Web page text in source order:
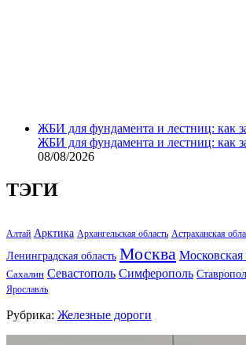
ЖБИ для фундамента и лестниц: как
ЖБИ для фундамента и лестниц: как
08/08/2026
ТЭГИ
Алтай Арктика Архангельская область Астраханская
Ленинградская область Москва Московская
Сахалин Севастополь Симферополь
Ярославль
Рубрика: Железные дороги